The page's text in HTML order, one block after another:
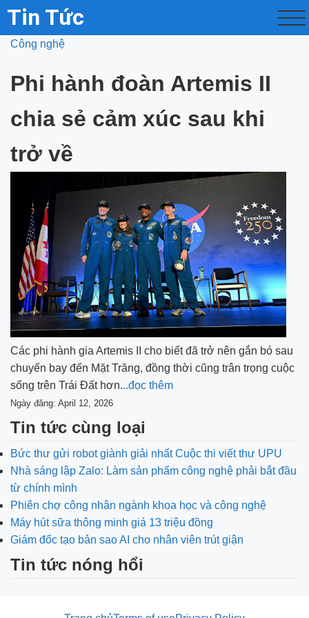
Tin Tức
Công nghệ
Phi hành đoàn Artemis II
chia sẻ cảm xúc sau khi
trở về
Các phi hành gia Artemis II cho biết đã trở nên gắn bó sau
chuyến bay đến Mặt Trăng, đồng thời cũng trân trọng cuộc
sống trên Trái Đất hơn...đọc thêm
Ngày đăng: April 12, 2026
Tin tức cùng loại
Bức thư gửi robot giành giải nhất Cuộc thi viết thư UPU
Nhà sáng lập Zalo: Làm sản phẩm công nghệ phải bắt đầu
từ chính mình
Phiên chợ công nhân ngành khoa học và công nghệ
Máy hút sữa thông minh giá 13 triệu đồng
Giám đốc tạo bản sao AI cho nhân viên trút giận
Tin tức nóng hổi